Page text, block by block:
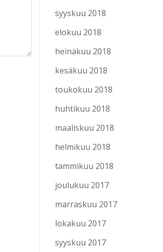
syyskuu 2018
elokuu 2018
heinäkuu 2018
kesäkuu 2018
toukokuu 2018
huhtikuu 2018
maaliskuu 2018
helmikuu 2018
tammikuu 2018
joulukuu 2017
marraskuu 2017
lokakuu 2017
syyskuu 2017